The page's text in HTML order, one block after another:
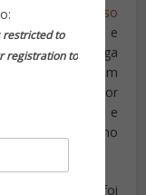
restricted to
registration to
que,
“no decurso
Governo e
que investiga
de lítio em
da invocação por
ministro e
no
Galamba, foi